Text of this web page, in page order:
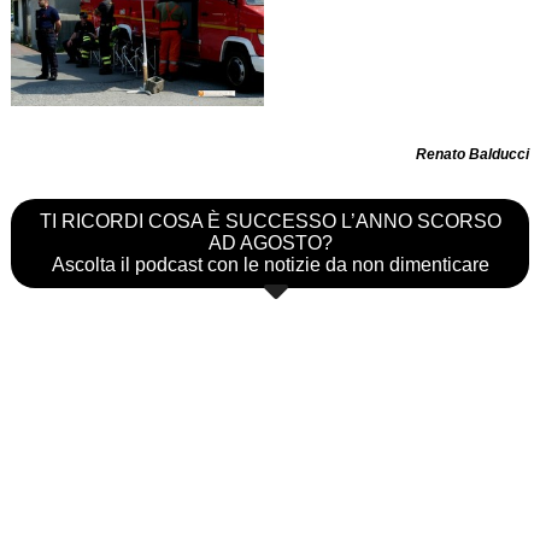
Renato Balducci
TI RICORDI COSA È SUCCESSO L’ANNO SCORSO
AD AGOSTO?
Ascolta il podcast con le notizie da non dimenticare